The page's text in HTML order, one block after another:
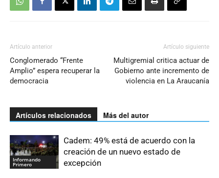
Artículo anterior
Conglomerado “Frente
Amplio” espera recuperar la
democracia
Artículo siguiente
Multigremial critica actuar de
Gobierno ante incremento de
violencia en La Araucanía
Artículos relacionados Más del autor
Informando
Primero
Cadem: 49% está de acuerdo con la
creación de un nuevo estado de
excepción